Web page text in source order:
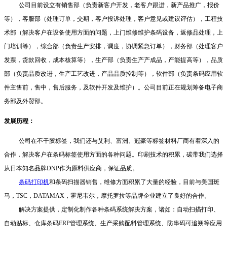
公司目前设立有销售部（负责新客户开发，老客户跟进，新产品推广，报价
等），客服部（处理订单，交期，客户投诉处理，客户意见或建议评估），工程技
术部（解决客户在设备使用方面的问题，上门维修维护条码设备，返修品处理，上
门培训等），综合部（负责生产安排，调度，协调紧急订单），财务部（处理客户
发票，货款回收，成本核算等），生产部（负责生产产成品，产能提高等），品质
部（负责品质改进，生产工艺改进，产品品质控制等），软件部（负责条码应用软
件主售前，售中，售后服务，及软件开发及维护）。公司目前正在规划筹备电子商
务部及外贸部。
发展历程：
公司在不干胶标签， 我们还与艾利 、 富洲 、冠豪等标签材料厂商有着深入的
合作，解决客户在条码标签使用方面的各种问题。 印刷技术的积累，碳带我们选择
从日本知名品牌DNP作为原料供应商，保证品质。
条码打印机和条码扫描器销售，维修方面积累了大量的经验，目前与美国斑
马， TSC， DATAMAX，霍尼韦尔，摩托罗拉等品牌企业建立了良好的合作。
解决方案提供，定制化制作各种条码系统解决方案，诸如：自动扫描打印、
自动贴标、仓库条码ERP管理系统、生产采购配料管理系统、防串码可追朔等应用